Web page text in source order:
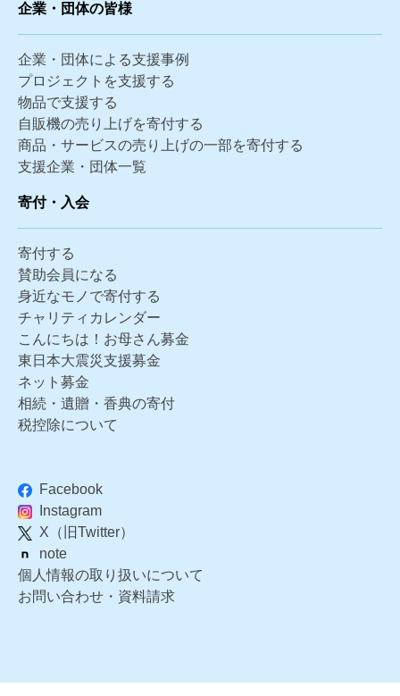
企業・団体の皆様
企業・団体による支援事例
プロジェクトを支援する
物品で支援する
自販機の売り上げを寄付する
商品・サービスの売り上げの一部を寄付する
支援企業・団体一覧
寄付・入会
寄付する
賛助会員になる
身近なモノで寄付する
チャリティカレンダー
こんにちは！お母さん募金
東日本大震災支援募金
ネット募金
相続・遺贈・香典の寄付
税控除について
Facebook
Instagram
X（旧Twitter）
note
個人情報の取り扱いについて
お問い合わせ・資料請求